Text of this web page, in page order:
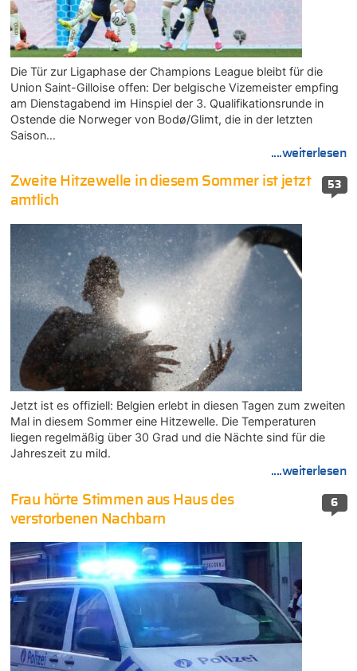
Die Tür zur Ligaphase der Champions League bleibt für die
Union Saint-Gilloise offen: Der belgische Vizemeister empfing
am Dienstagabend im Hinspiel der 3. Qualifikationsrunde in
Ostende die Norweger von Bodø/Glimt, die in der letzten
Saison…
....weiterlesen
53
Zweite Hitzewelle in diesem Sommer ist jetzt
amtlich
Jetzt ist es offiziell: Belgien erlebt in diesen Tagen zum zweiten
Mal in diesem Sommer eine Hitzewelle. Die Temperaturen
liegen regelmäßig über 30 Grad und die Nächte sind für die
Jahreszeit zu mild.
....weiterlesen
6
Frau hörte Stimmen aus Haus des
verstorbenen Nachbarn